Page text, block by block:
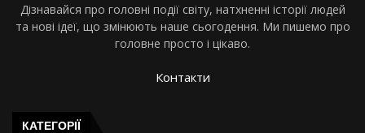
Дізнавайся про головні події світу, натхненні історії людей
та нові ідеї, що змінюють наше сьогодення. Ми пишемо про
головне просто і цікаво.
Контакти
КАТЕГОРІЇ